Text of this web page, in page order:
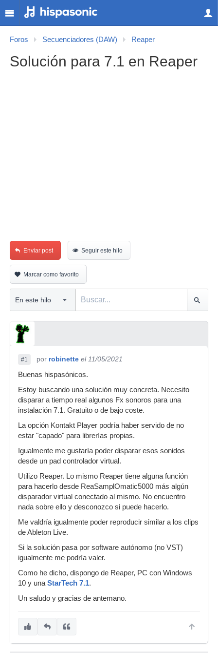
Foros Secuenciadores (DAW) Reaper
Solución para 7.1 en Reaper
Enviar post Seguir este hilo
Marcar como favorito
#1 por robinette el 11/05/2021
Buenas hispasónicos.
Estoy buscando una solución muy concreta. Necesito
disparar a tiempo real algunos Fx sonoros para una
instalación 7.1. Gratuito o de bajo coste.
La opción Kontakt Player podría haber servido de no
estar "capado" para librerías propias.
Igualmente me gustaría poder disparar esos sonidos
desde un pad controlador virtual.
Utilizo Reaper. Lo mismo Reaper tiene alguna función
para hacerlo desde ReaSamplOmatic5000 más algún
disparador virtual conectado al mismo. No encuentro
nada sobre ello y desconozco si puede hacerlo.
Me valdría igualmente poder reproducir similar a los clips
de Ableton Live.
Si la solución pasa por software autónomo (no VST)
igualmente me podría valer.
Como he dicho, dispongo de Reaper, PC con Windows
10 y una StarTech 7.1.
Un saludo y gracias de antemano.